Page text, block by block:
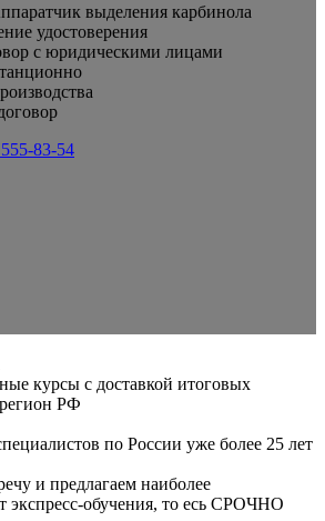
выделения карбинола
удостоверения
с юридическими лицами
83-54
курсы с доставкой итоговых
РФ
по России уже более 25 лет
и предлагаем наиболее
экспресс-обучения, то есь СРОЧНО